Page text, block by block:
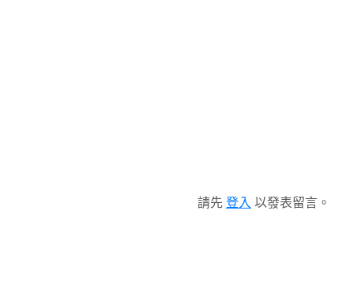
請先 登入 以發表留言。